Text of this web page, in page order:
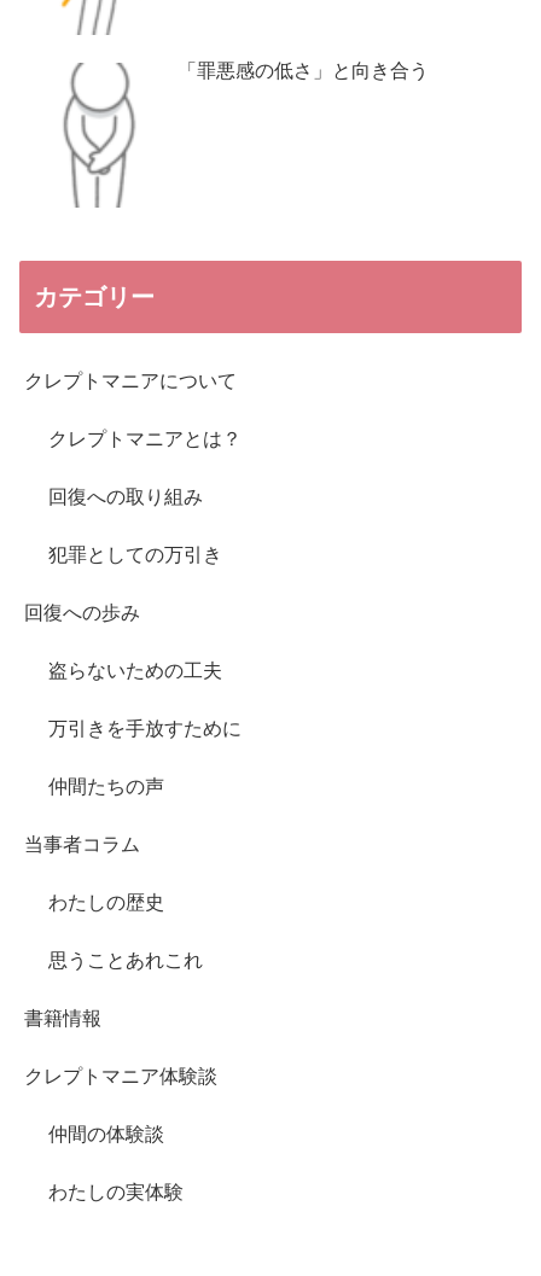
「罪悪感の低さ」と向き合う
カテゴリー
クレプトマニアについて
クレプトマニアとは？
回復への取り組み
犯罪としての万引き
回復への歩み
盗らないための工夫
万引きを手放すために
仲間たちの声
当事者コラム
わたしの歴史
思うことあれこれ
書籍情報
クレプトマニア体験談
仲間の体験談
わたしの実体験